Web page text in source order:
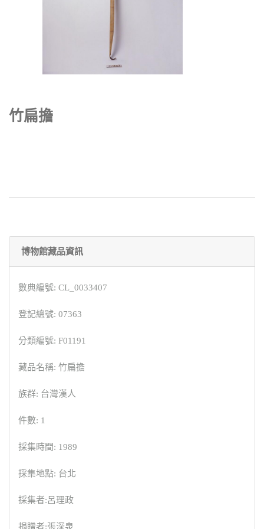
竹扁擔
博物館藏品資訊
數典編號: CL_0033407
登記總號: 07363
分類編號: F01191
藏品名稱: 竹扁擔
族群: 台灣漢人
件數: 1
採集時間: 1989
採集地點: 台北
採集者:呂理政
捐贈者:張深泉